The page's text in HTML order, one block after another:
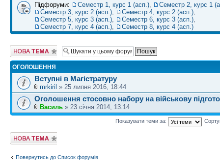
Підфоруми: Семестр 1, курс 1 (асп.)
Семестр 2, курс 1
Семестр 3, курс 2 (асп.)
Семестр 4, курс 2 (асп.)
Семестр 5, курс 3 (асп.)
Семестр 6, курс 3 (асп.)
Семестр 7, курс 4 (асп.)
Семестр 8, курс 4 (асп.)
Створити нову
тему
ОГОЛОШЕННЯ
Вступні в Магістратуру
mrkiril » 25 липня 2016, 18:44
Оголошення стосовно набору на військову
Василь » 23 січня 2014, 13:14
Показувати теми за:
Створити нову
тему
Повернутись до Список форумів